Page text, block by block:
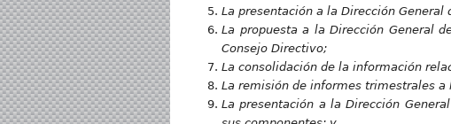
La presentación a la Dirección
La propuesta a la Dirección General
Consejo Directivo;
La consolidación de la información
La remisión de informes trimestrales a
La presentación a la Dirección